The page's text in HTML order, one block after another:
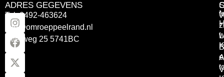
ADRES GEGEVENS
Tel: 0492-463624
info@omroeppeelrand.nl
Otterweg 25 5741BC